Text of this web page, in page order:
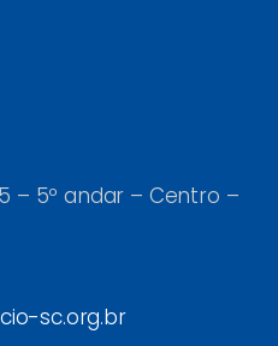
– 5º andar – Centro –
sc.org.br